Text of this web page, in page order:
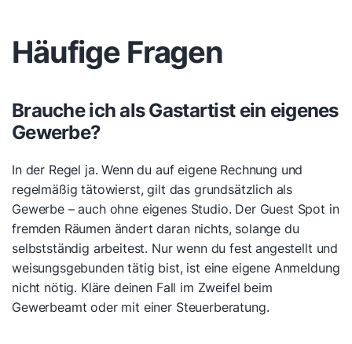
Häufige Fragen
Brauche ich als Gastartist ein eigenes
Gewerbe?
In der Regel ja. Wenn du auf eigene Rechnung und
regelmäßig tätowierst, gilt das grundsätzlich als
Gewerbe – auch ohne eigenes Studio. Der Guest Spot in
fremden Räumen ändert daran nichts, solange du
selbstständig arbeitest. Nur wenn du fest angestellt und
weisungsgebunden tätig bist, ist eine eigene Anmeldung
nicht nötig. Kläre deinen Fall im Zweifel beim
Gewerbeamt oder mit einer Steuerberatung.